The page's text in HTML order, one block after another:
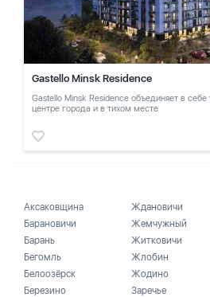
Gastello Minsk Residence
Gastello Minsk Residence объединяет в
центре города и в тихом месте
Аксаковщина
Барановичи
Барань
Бегомль
Белоозёрск
Березино
Ждановичи
Жемчужный
Житковичи
Жлобин
Жодино
Заречье